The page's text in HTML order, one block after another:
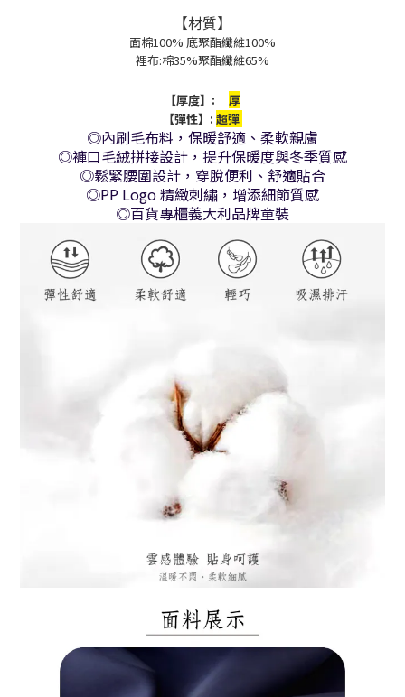
【材質】
面棉100% 底聚酯纖維100%
裡布:棉35%聚酯纖維65%
【厚度】: 厚
【彈性】: 超彈
◎內刷毛布料，保暖舒適、柔軟親膚
◎褲口毛絨拼接設計，提升保暖度與冬季質感
◎鬆緊腰圍設計，穿脫便利、舒適貼合
◎PP Logo 精緻刺繡，增添細節質感
◎百貨專櫃義大利品牌童裝